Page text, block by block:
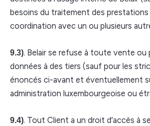
besoins du traitement des
coordination avec un ou plusieurs
9.3). Belair se refuse à toute vente ou
données à des tiers (sauf pour les
énoncés ci-avant et éventuellement
administration luxembourgeoise ou
9.4). Tout Client a un droit d’accès à